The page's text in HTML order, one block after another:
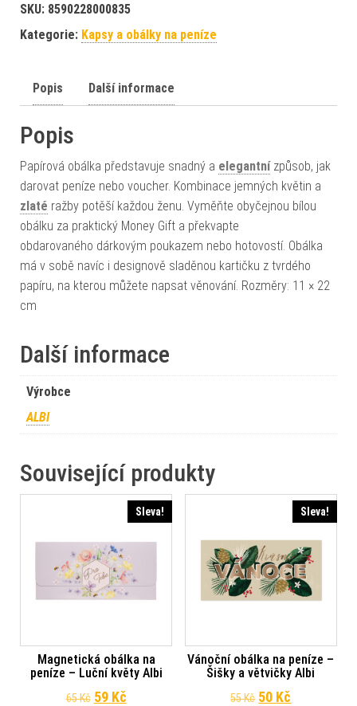
SKU: 8590228000835
Kategorie: Kapsy a obálky na peníze
Popis Další informace
Popis
Papírová obálka představuje snadný a elegantnízpůsob, jak
darovat peníze nebo voucher. Kombinace jemných květin a
zlaté ražby potěší každou ženu. Vyměňte obyčejnou bílou
obálku za praktický Money Gift a překvapte
obdarovaného dárkovým poukazem nebo hotovostí. Obálka
má v sobě navíc i designově sladěnou kartičku z tvrdého
papíru, na kterou můžete napsat věnování. Rozměry: 11 × 22
cm
Další informace
Výrobce
ALBI
Související produkty
Sleva!
Magnetická obálka na
peníze – Luční květy Albi
65Kč Původní cena byla: 65 Kč.
59 KčAktuální cena je: 59 Kč.
Sleva!
Vánoční obálka na peníze –
Šišky a větvičky Albi
55Kč Původní cena
50 Kč